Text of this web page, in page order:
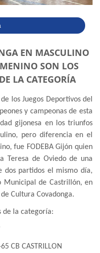
EN MASCULINO
SON LOS
LA CATEGORÍA
los Juegos Deportivos del
y campeonas de esta
gijonesa en los triunfos
pero diferencia en el
fue FODEBA Gijón quien
Teresa de Oviedo de una
dos partidos el mismo día,
Municipal de Castrillón, en
Cultura Covadonga.
de la categoría:
CB CASTRILLON